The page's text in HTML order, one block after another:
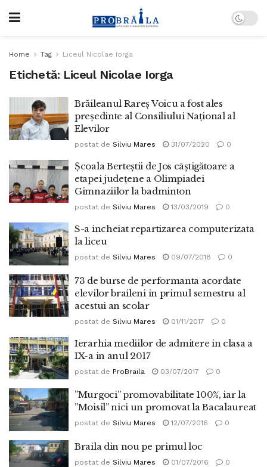
Home Tag Liceul Nicolae Iorga
Etichetă: Liceul Nicolae Iorga
Brăileanul Rareș Voicu a fost ales
președinte al Consiliului Naţional al
Elevilor
postat de Silviu Mares 31/07/2020 0
Școala Berteștii de Jos câștigătoare a
etapei județene a Olimpiadei
Gimnaziilor la badminton
postat de Silviu Mares 13/03/2019 0
S-a incheiat repartizarea computerizata
la liceu
postat de Silviu Mares 09/07/2018 0
73 de burse de performanta acordate
elevilor braileni in primul semestru al
acestui an scolar
postat de Silviu Mares 01/11/2017 0
Ierarhia mediilor de admitere in clasa a
IX-a in anul 2017
postat de ProBraila 03/07/2017 0
”Murgoci” promovabilitate 100%, iar la
”Moisil” nici un promovat la Bacalaureat
postat de Silviu Mares 12/07/2016 0
Braila din nou pe primul loc
postat de Silviu Mares 01/07/2016 0